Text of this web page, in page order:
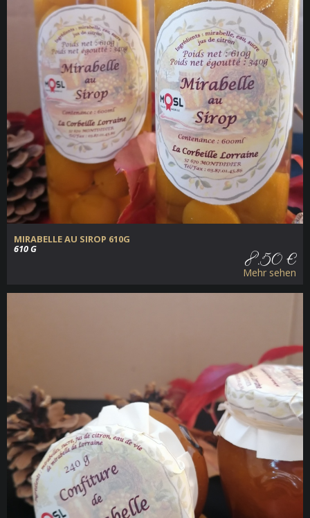
MIRABELLE AU SIROP 610G
610 G
8.50 €
Mehr sehen